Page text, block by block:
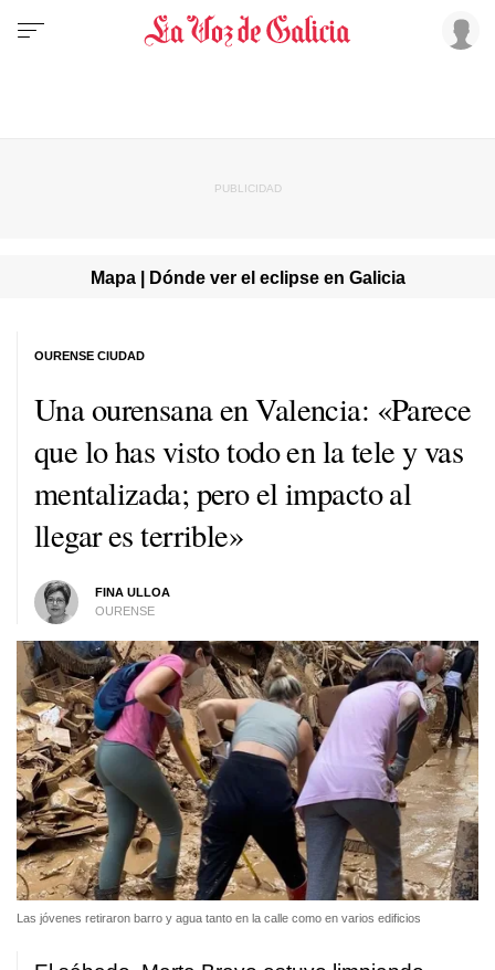
Mapa | Dónde ver el eclipse en Galicia
Una ourensana en Valencia: «Parece
que lo has visto todo en la tele y vas
mentalizada; pero el impacto al
llegar es terrible»
FINA ULLOA
OURENSE
OURENSE CIUDAD
Las jóvenes retiraron barro y agua tanto en la calle como en varios edificios